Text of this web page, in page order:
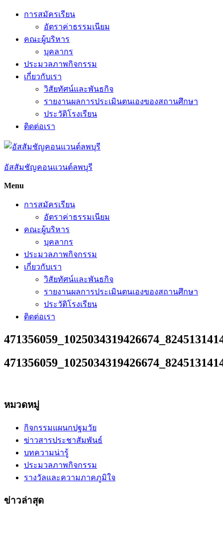
Skip
การสมัครเรียน
อัตราค่าธรรมเนียม
คณะผู้บริหาร
บุคลากร
ประมวลภาพกิจกรรม
เกี่ยวกับเรา
วิสัยทัศน์และพันธกิจ
รายงานผลการประเมินตนเองของสถานศึกษา
ประวัติโรงเรียน
ติดต่อเรา
อัสสัมชัญคอนแวนต์ลพบุรี
Menu
การสมัครเรียน
อัตราค่าธรรมเนียม
คณะผู้บริหาร
บุคลากร
ประมวลภาพกิจกรรม
เกี่ยวกับเรา
วิสัยทัศน์และพันธกิจ
รายงานผลการประเมินตนเองของสถานศึกษา
ประวัติโรงเรียน
ติดต่อเรา
หมวดหมู่
กิจกรรมแผนกปฐมวัย
ข่าวสารประชาสัมพันธ์
บทความน่ารู้
ประมวลภาพกิจกรรม
รางวัลและความภาคภูมิใจ
ข่าวล่าสุด